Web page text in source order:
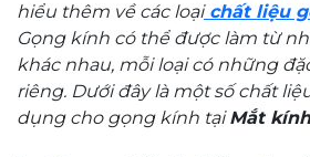
hiểu thêm về các loạichất liệu
Gọng kính có thể được làm từ
khác nhau, mỗi loại có những
riêng. Dưới đây là một số chất
dụng cho gọng kính tạiMắt